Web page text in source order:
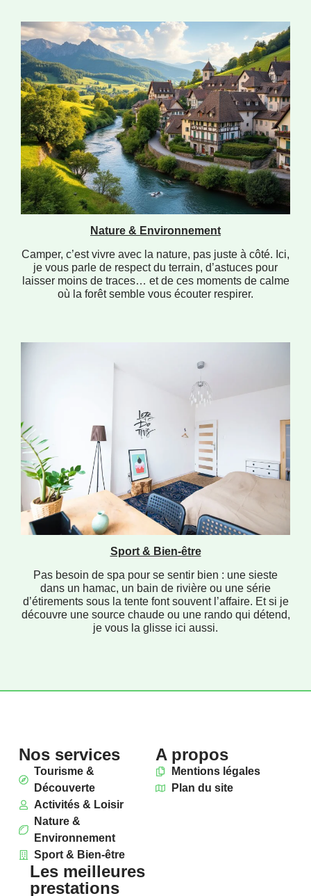
Nature & Environnement
Camper, c’est vivre avec la nature, pas juste à côté. Ici,
je vous parle de respect du terrain, d’astuces pour
laisser moins de traces… et de ces moments de calme
où la forêt semble vous écouter respirer.
Sport & Bien-être
Pas besoin de spa pour se sentir bien : une sieste
dans un hamac, un bain de rivière ou une série
d’étirements sous la tente font souvent l’affaire. Et si je
découvre une source chaude ou une rando qui détend,
je vous la glisse ici aussi.
Nos services
Tourisme &
Découverte
Activités & Loisir
Nature &
Environnement
Sport & Bien-être
A propos
Mentions légales
Plan du site
Les meilleures
prestations